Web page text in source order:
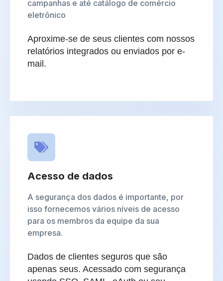
campanhas e até catálogo de comércio
eletrônico
Aproxime-se de seus clientes com nossos
relatórios integrados ou enviados por e-
mail.
Acesso de dados
A segurança dos dados é importante, por
isso fornecemos vários níveis de acesso
para os membros da equipe da sua
empresa.
Dados de clientes seguros que são
apenas seus. Acessado com segurança